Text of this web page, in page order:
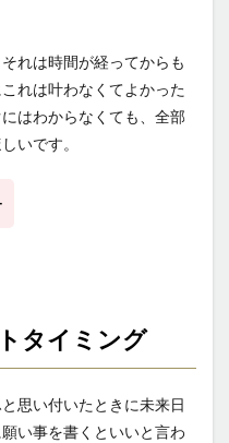
れは時間が経ってからも
れは叶わなくてよかった
はわからなくても、全部
いです。
タイミング
思い付いたときに未来日
い事を書くといいと言わ